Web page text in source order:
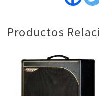
Productos